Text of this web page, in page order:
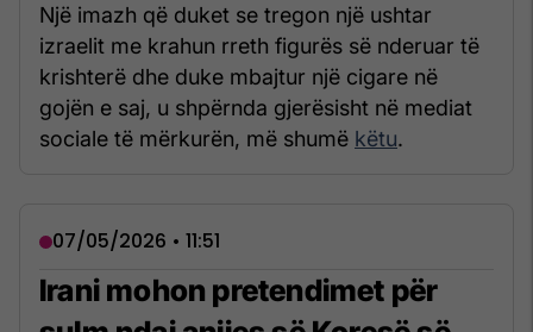
Një imazh që duket se tregon një ushtar
izraelit me krahun rreth figurës së nderuar të
krishterë dhe duke mbajtur një cigare në
gojën e saj, u shpërnda gjerësisht në mediat
sociale të mërkurën, më shumë këtu.
07/05/2026 • 11:51
Irani mohon pretendimet për